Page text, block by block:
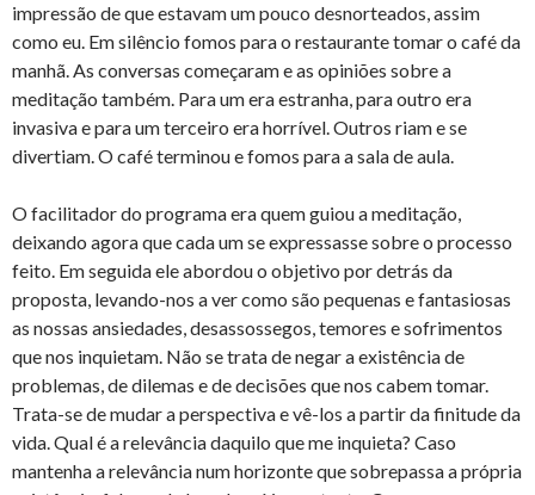
impressão de que estavam um pouco desnorteados, assim
como eu. Em silêncio fomos para o restaurante tomar o café da
manhã. As conversas começaram e as opiniões sobre a
meditação também. Para um era estranha, para outro era
invasiva e para um terceiro era horrível. Outros riam e se
divertiam. O café terminou e fomos para a sala de aula.
O facilitador do programa era quem guiou a meditação,
deixando agora que cada um se expressasse sobre o processo
feito. Em seguida ele abordou o objetivo por detrás da
proposta, levando-nos a ver como são pequenas e fantasiosas
as nossas ansiedades, desassossegos, temores e sofrimentos
que nos inquietam. Não se trata de negar a existência de
problemas, de dilemas e de decisões que nos cabem tomar.
Trata-se de mudar a perspectiva e vê-los a partir da finitude da
vida. Qual é a relevância daquilo que me inquieta? Caso
mantenha a relevância num horizonte que sobrepassa a própria